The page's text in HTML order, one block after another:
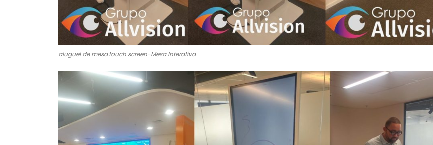
aluguel de mesa touch screen-Mesa Interativa